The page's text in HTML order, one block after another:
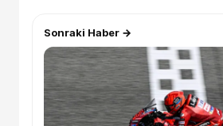
Sonraki Haber →